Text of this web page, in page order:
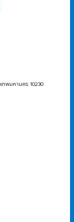
พมหานคร 10230